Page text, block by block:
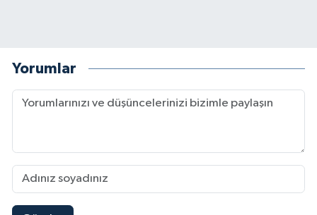
Yorumlar